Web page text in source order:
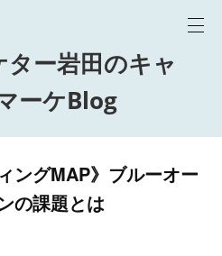
ー岩田のキャ
ーケBlog
ングMAP》ブルーオー
の課題とは